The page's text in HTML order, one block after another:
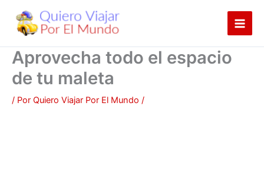
contenido
Aprovecha todo el espacio
de tu maleta
/ Por Quiero Viajar Por El Mundo /